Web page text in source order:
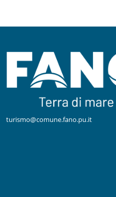
turismo@comune.fano.pu.it